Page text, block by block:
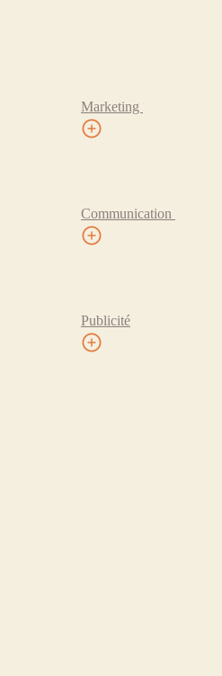
Marketing
Communication
Publicité